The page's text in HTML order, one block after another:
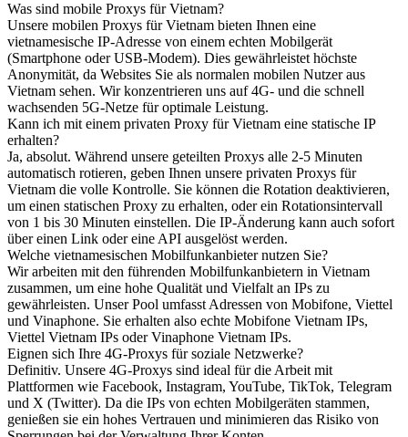
Was sind mobile Proxys für Vietnam?
Unsere mobilen Proxys für Vietnam bieten Ihnen eine
vietnamesische IP-Adresse von einem echten Mobilgerät
(Smartphone oder USB-Modem). Dies gewährleistet höchste
Anonymität, da Websites Sie als normalen mobilen Nutzer aus
Vietnam sehen. Wir konzentrieren uns auf 4G- und die schnell
wachsenden 5G-Netze für optimale Leistung.
Kann ich mit einem privaten Proxy für Vietnam eine statische IP
erhalten?
Ja, absolut. Während unsere geteilten Proxys alle 2-5 Minuten
automatisch rotieren, geben Ihnen unsere privaten Proxys für
Vietnam die volle Kontrolle. Sie können die Rotation deaktivieren,
um einen statischen Proxy zu erhalten, oder ein Rotationsintervall
von 1 bis 30 Minuten einstellen. Die IP-Änderung kann auch sofort
über einen Link oder eine API ausgelöst werden.
Welche vietnamesischen Mobilfunkanbieter nutzen Sie?
Wir arbeiten mit den führenden Mobilfunkanbietern in Vietnam
zusammen, um eine hohe Qualität und Vielfalt an IPs zu
gewährleisten. Unser Pool umfasst Adressen von Mobifone, Viettel
und Vinaphone. Sie erhalten also echte Mobifone Vietnam IPs,
Viettel Vietnam IPs oder Vinaphone Vietnam IPs.
Eignen sich Ihre 4G-Proxys für soziale Netzwerke?
Definitiv. Unsere 4G-Proxys sind ideal für die Arbeit mit
Plattformen wie Facebook, Instagram, YouTube, TikTok, Telegram
und X (Twitter). Da die IPs von echten Mobilgeräten stammen,
genießen sie ein hohes Vertrauen und minimieren das Risiko von